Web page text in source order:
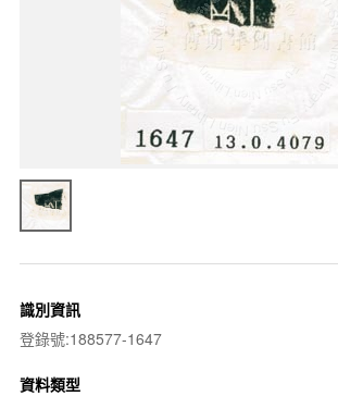
識別資訊
登錄號:188577-1647
資料類型